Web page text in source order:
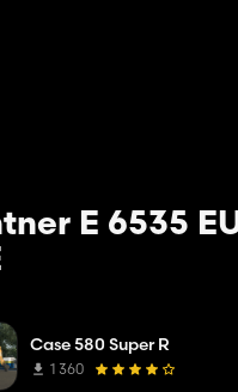
E 6535
Case 580 Super R
1 360